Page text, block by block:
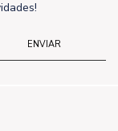
ENVIAR